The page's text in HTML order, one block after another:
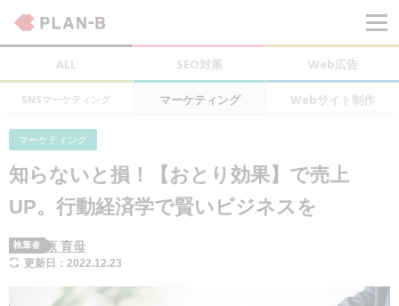
ALL SEO対策 Web広告
SNSマーケティング マーケティング Webサイト制作
マーケティング
知らないと損！【おとり効果】で売上
UP。行動経済学で賢いビジネスを
執筆者 原 育母
更新日：2022.12.23